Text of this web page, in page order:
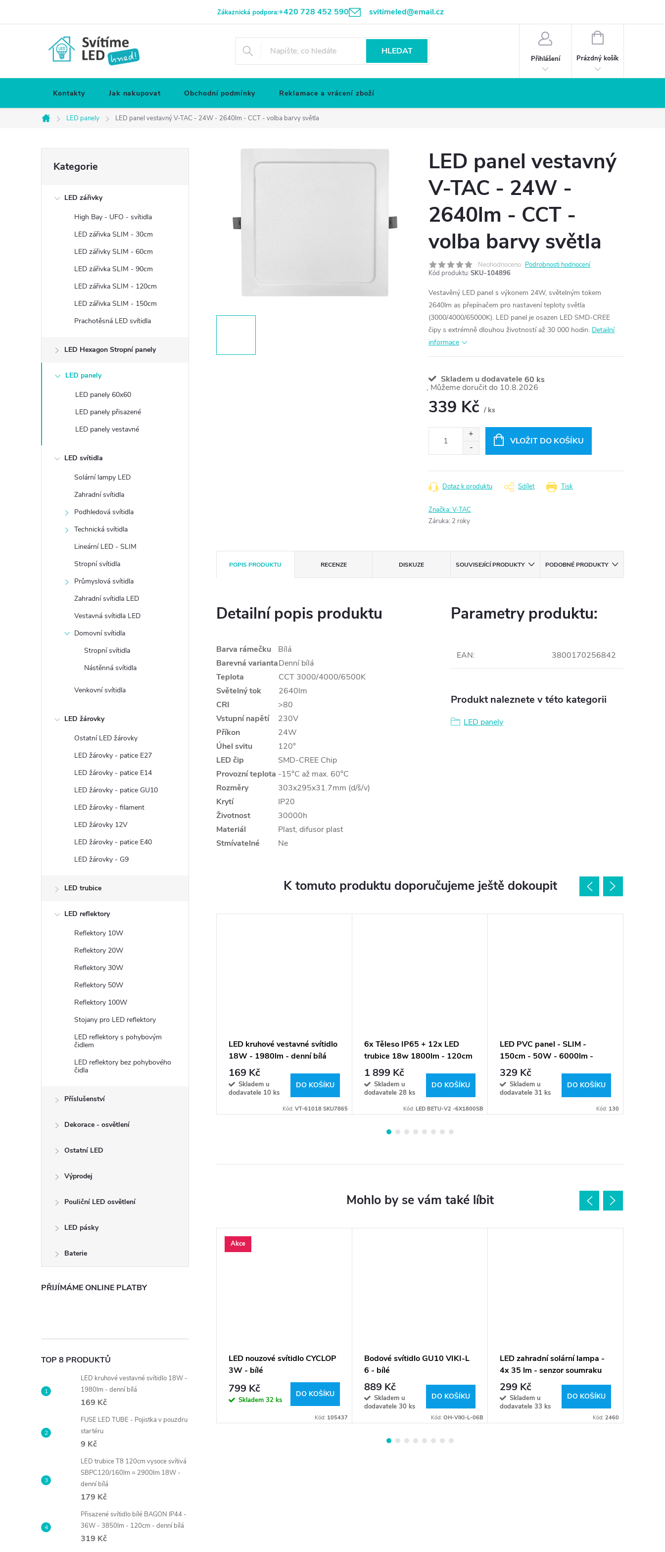
Zákaznická podpora:+420 728 452 590 svitimeled@email.cz
HLEDAT
Přihlášení
NÁKUPNÍ
Prázdný košík
Kontakty Jak nakupovat Obchodní podmínky Reklamace a vrácení zboží
Domů
LED panely LED panel vestavný V-TAC - 24W - 2640lm - CCT - volba barvy světla
í
kategorie
Kategorie
LED zářivky
High Bay - UFO - svítidla
LED zářivka SLIM - 30cm
LED zářivky SLIM - 60cm
LED zářivka SLIM - 90cm
LED zářivka SLIM - 120cm
LED zářivka SLIM - 150cm
Prachotěsná LED svítidla
LED Hexagon Stropní panely
LED panely
LED panely 60x60
LED panely přisazené
LED panely vestavné
LED svítidla
Solární lampy LED
Zahradní svítidla
Podhledová svítidla
Technická svítidla
Lineární LED - SLIM
Stropní svítidla
Průmyslová svítidla
Zahradní svítidla LED
Vestavná svítidla LED
Domovní svítidla
Stropní svítidla
Nástěnná svítidla
Venkovní svítidla
LED žárovky
Ostatní LED žárovky
LED žárovky - patice E27
LED žárovky - patice E14
LED žárovky - patice GU10
LED žárovky - filament
LED žárovky 12V
LED žárovky - patice E40
LED žárovky - G9
LED trubice
LED reflektory
Reflektory 10W
Reflektory 20W
Reflektory 30W
Reflektory 50W
Reflektory 100W
Stojany pro LED reflektory
LED reflektory s pohybovým
čidlem
LED reflektory bez pohybového
čidla
Příslušenství
Dekorace - osvětlení
Ostatní LED
Výprodej
Pouliční LED osvětlení
LED pásky
Baterie
PŘIJÍMÁME ONLINE PLATBY
TOP 8 PRODUKTŮ
LED kruhové vestavné svítidlo 18W -
1980lm - denní bílá
169 Kč
FUSE LED TUBE - Pojistka v pouzdru
startéru
9 Kč
LED trubice T8 120cm vysoce svítivá
SBPC120/160lm = 2900lm 18W -
denní bílá
179 Kč
Přisazené svítidlo bílé BAGON IP44 -
36W - 3850lm - 120cm - denní bílá
319 Kč
LED panel vestavný
V-TAC - 24W -
2640lm - CCT -
volba barvy světla
Neohodnoceno Podrobnosti hodnocení
Kód produktu: SKU-104896
Vestavěný LED panel s výkonem 24W, světelným tokem
2640lm as přepínačem pro nastavení teploty světla
(3000/4000/65000K). LED panel je osazen LED SMD-CREE
čipy s extrémně dlouhou životností až 30 000 hodin. Detailní
informace
Skladem u dodavatele 60 ks
10.8.2026
339 Kč / ks
VLOŽIT DO KOŠÍKU
Tisk
Dotaz k produktu Sdílet
Značka:V-TAC
Záruka: 2 roky
POPIS PRODUKTU RECENZE DISKUZE SOUVISEJÍCÍ PRODUKTY PODOBNÉ PRODUKTY
Detailní popis produktu
Barva rámečku
Bílá
Barevná variantaDenní bílá
Teplota
CCT 3000/4000/6500K
Světelný tok
2640lm
CRI
>80
Vstupní napětí
230V
Příkon
24W
Úhel svitu
120°
LED čip
SMD-CREE Chip
Provozní teplota -15°C až max. 60°C
Rozměry
303x295x31.7mm (d/š/v)
Krytí
IP20
Životnost
30000h
Materiál
Plast, difusor plast
Stmívatelné
Ne
Parametry produktu:
EAN: 3800170256842
Produkt naleznete v této kategorii
LED panely
K tomuto produktu doporučujeme ještě dokoupit
Akce
Trubicové těleso IP65 pro 2x
LED kruhové vestavné svítidlo
18W - 1980lm - denní bílá
169 Kč
Skladem u
dodavatele 10 ks
DO KOŠÍKU
Kód: VT-61018 SKU7865
6x Těleso IP65 + 12x LED
trubice 18w 1800lm - 120cm
- studená bílá
1 899 Kč
Skladem u
dodavatele 28 ks
DO KOŠÍKU
Kód: LED BETU-V2 -6X1800SB
LED PVC panel - SLIM -
150cm - 50W - 6000lm -
studená bílá
329 Kč
Skladem u
dodavatele 31 ks
DO KOŠÍKU
Kód: 130
–13 %
RENDO 36W -
DO KOŠÍKU
LED nouzový modul kit
bílá
269 Kč
Skladem
Kód:
Akce
LED nouzové svítidlo CYCLOP
3W - bílé
799 Kč
Skladem 32 ks
DO KOŠÍKU
Kód: 105437
Bodové svítidlo GU10 VIKI-L
6 - bílé
889 Kč
Skladem u
dodavatele 30 ks
DO KOŠÍKU
Kód: OH-VIKI-L-06B
LED zahradní solární lampa -
4x 35 lm - senzor soumraku
299 Kč
Skladem u
dodavatele 33 ks
DO KOŠÍKU
Kód: 2460